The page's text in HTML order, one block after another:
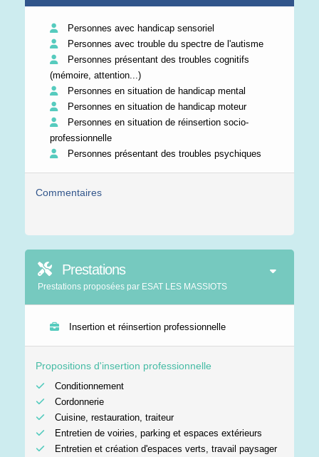
Personnes avec handicap sensoriel
Personnes avec trouble du spectre de l'autisme
Personnes présentant des troubles cognitifs
(mémoire, attention...)
Personnes en situation de handicap mental
Personnes en situation de handicap moteur
Personnes en situation de réinsertion socio-
professionnelle
Personnes présentant des troubles psychiques
Commentaires
Prestations
Prestations proposées par ESAT LES MASSIOTS
Insertion et réinsertion professionnelle
Propositions d'insertion professionnelle
Conditionnement
Cordonnerie
Cuisine, restauration, traiteur
Entretien de voiries, parking et espaces extérieurs
Entretien et création d'espaces verts, travail paysager